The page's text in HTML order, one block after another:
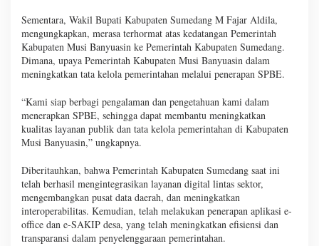
Sementara, Wakil Bupati Kabupaten Sumedang M Fajar Aldila,
mengungkapkan, merasa terhormat atas kedatangan Pemerintah
Kabupaten Musi Banyuasin ke Pemerintah Kabupaten Sumedang.
Dimana, upaya Pemerintah Kabupaten Musi Banyuasin dalam
meningkatkan tata kelola pemerintahan melalui penerapan SPBE.
“Kami siap berbagi pengalaman dan pengetahuan kami dalam
menerapkan SPBE, sehingga dapat membantu meningkatkan
kualitas layanan publik dan tata kelola pemerintahan di Kabupaten
Musi Banyuasin,” ungkapnya.
Diberitauhkan, bahwa Pemerintah Kabupaten Sumedang saat ini
telah berhasil mengintegrasikan layanan digital lintas sektor,
mengembangkan pusat data daerah, dan meningkatkan
interoperabilitas. Kemudian, telah melakukan penerapan aplikasi e-
office dan e-SAKIP desa, yang telah meningkatkan efisiensi dan
transparansi dalam penyelenggaraan pemerintahan.